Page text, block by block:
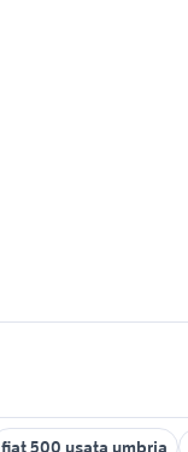
fiat 500 usata umbria